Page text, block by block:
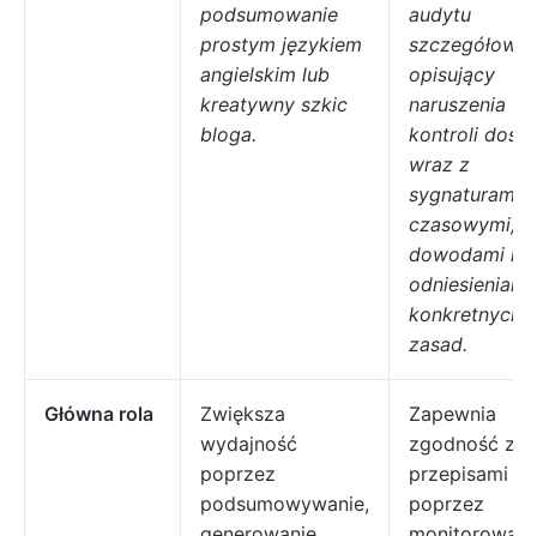
podsumowanie
prostym językiem
angielskim lub
kreatywny szkic
bloga.
audytu
szczegółowo
opisujący
naruszenia
kontroli
wraz z
sygnaturami
czasowymi,
dowodami i
konkretnych
zasad.
Główna rola
Zwiększa
wydajność
poprzez
podsumowywanie,
Zapewnia
zgodność z
przepisami
poprzez